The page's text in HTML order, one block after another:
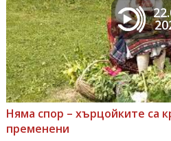
Няма спор – хърцойките са
пременени